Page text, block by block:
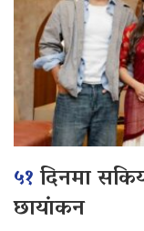
५१दिनमा
छायांकन